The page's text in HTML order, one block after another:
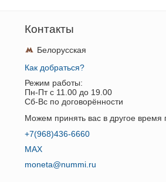
Контакты
Белорусская
Как добраться?
Режим работы:
Пн-Пт c 11.00 до 19.00
Сб-Вс по договорённости
Можем принять вас в другое время
+7(968)436-6660
MAX
moneta@nummi.ru